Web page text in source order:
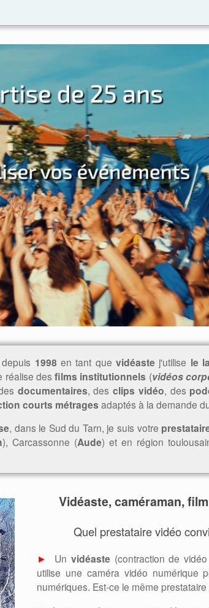
depuis 1998 en tant que vidéaste j'utilise le
réalise desfilms institutionnels (vidéos
documentaires, desclips vidéo, des
courts métrages adaptés à la demande
, dans le Sud du Tarn, je suis votre
), Carcassonne (Aude) et en région
Vidéaste, caméraman,
Quel prestataire vidéo
► Un vidéaste (contraction de
utilise une caméra vidéo numérique
numériques. Est-ce le même prestataire